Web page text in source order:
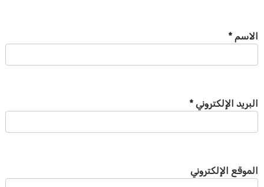
الاسم *
البريد الإلكتروني *
الموقع الإلكتروني